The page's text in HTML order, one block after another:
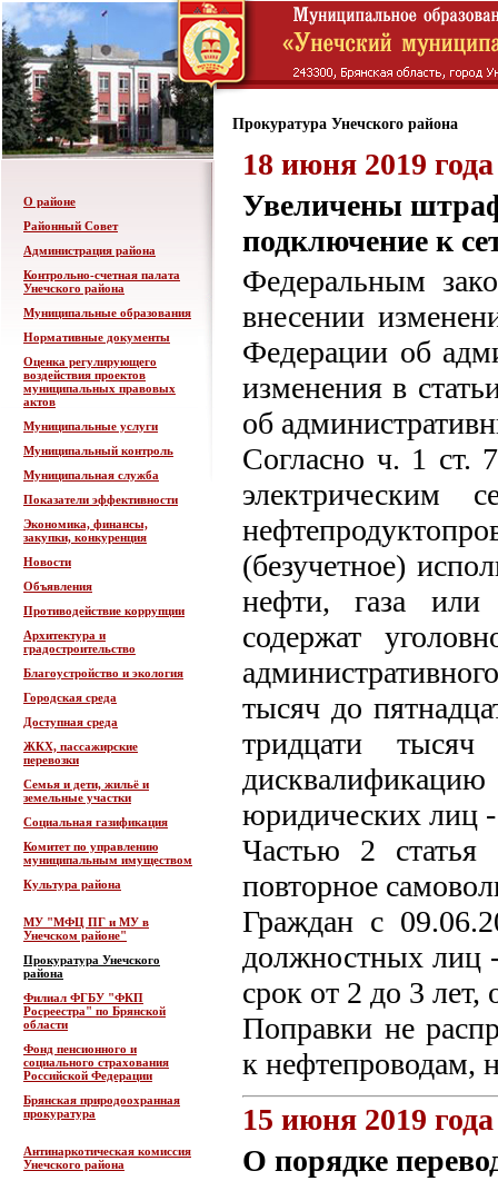
О районе
Районный Совет
Администрация района
Контрольно-счетная палата
Унечского района
Муниципальные образования
Нормативные документы
Оценка регулирующего
воздействия проектов
муниципальных правовых
актов
Муниципальные услуги
Муниципальный контроль
Муниципальная служба
Показатели эффективности
Экономика, финансы,
закупки, конкуренция
Новости
Объявления
Противодействие коррупции
Архитектура и
градостроительство
Благоустройство и экология
Городская среда
Доступная среда
ЖКХ, пассажирские
перевозки
Семья и дети, жильё и
земельные участки
Социальная газификация
Комитет по управлению
муниципальным имуществом
Культура района
МУ "МФЦ ПГ и МУ в
Унечском районе"
Прокуратура Унечского
района
Филиал ФГБУ "ФКП
Росреестра" по Брянской
области
Фонд пенсионного и
социального страхования
Российской Федерации
Брянская природоохранная
прокуратура
Антинаркотическая комиссия
Унечского района
Прокуратура Унечского района
18 июня 2019 года
Увеличены
подключение к
Федеральным
внесении
Федерации об
изменения в
об
Согласно ч. 1 ст.
электрическим
(безучетное)
нефти, газа или
содержат
тысяч до
тридцати
юридических лиц -
Частью 2
повторное
Граждан с
должностных лиц
срок от 2 до 3
Поправки не
к нефтепроводам,
15 июня 2019 года
О порядке